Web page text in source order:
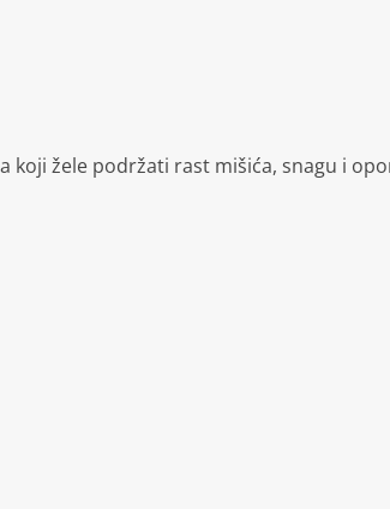
žele podržati rast mišića, snagu i